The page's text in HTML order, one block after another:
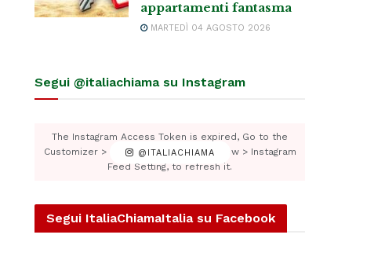
appartamenti fantasma
MARTEDÌ 04 AGOSTO 2026
Segui @italiachiama su Instagram
@ITALIACHIAMA
The Instagram Access Token is expired, Go to the
Customizer > JNews : Social, Like & View > Instagram
Feed Setting, to refresh it.
Segui ItaliaChiamaItalia su Facebook